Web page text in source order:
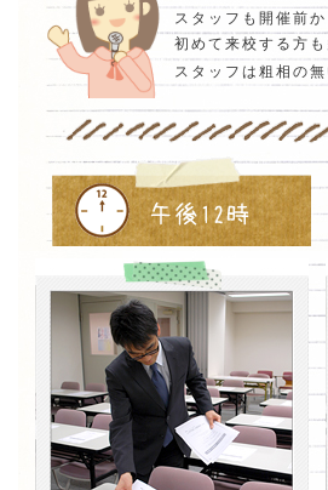
スタッフも開催前
初めて来校する方
スタッフは粗相の